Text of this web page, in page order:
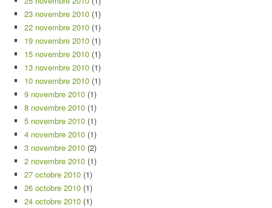
23 novembre 2010 (1)
22 novembre 2010 (1)
19 novembre 2010 (1)
15 novembre 2010 (1)
13 novembre 2010 (1)
10 novembre 2010 (1)
9 novembre 2010 (1)
8 novembre 2010 (1)
5 novembre 2010 (1)
4 novembre 2010 (1)
3 novembre 2010 (2)
2 novembre 2010 (1)
27 octobre 2010 (1)
26 octobre 2010 (1)
24 octobre 2010 (1)